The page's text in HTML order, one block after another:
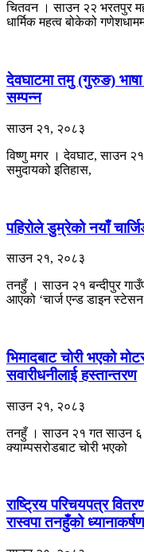
चितवन । साउन २२ भरतपुर
धार्मिक महत्व बोकेको
देवघाटमा तमु (गुरुङ) भाषा
सम्पन्न
साउन २१, २०८३
विष्णु मगर । देवघाट, साउन
समुदायको इतिहास,
पहिरोले डुम्रेको नयाँ
साउन २१, २०८३
तनहुँ । साउन २१ बन्दीपुर
आएको ‘चार्ज एन्ड डाइन
भिमादबाट चोरी भएको
सवारीधनीलाई हस्तान्तरण
साउन २१, २०८३
तनहुँ । साउन २१ गत साउन ६
क्याम्पसरोडबाट चोरी भएको
राष्ट्रिय परिचयपत्र
रास्वपा तनहुँको ध्यानाकर्षण